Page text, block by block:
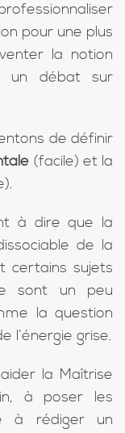
pour une plus
la notion
un débat sur
de définir
(facile) et la
à dire que la
de la
certains sujets
sont un peu
la question
l’énergie grise.
la Maîtrise
à poser les
à rédiger un